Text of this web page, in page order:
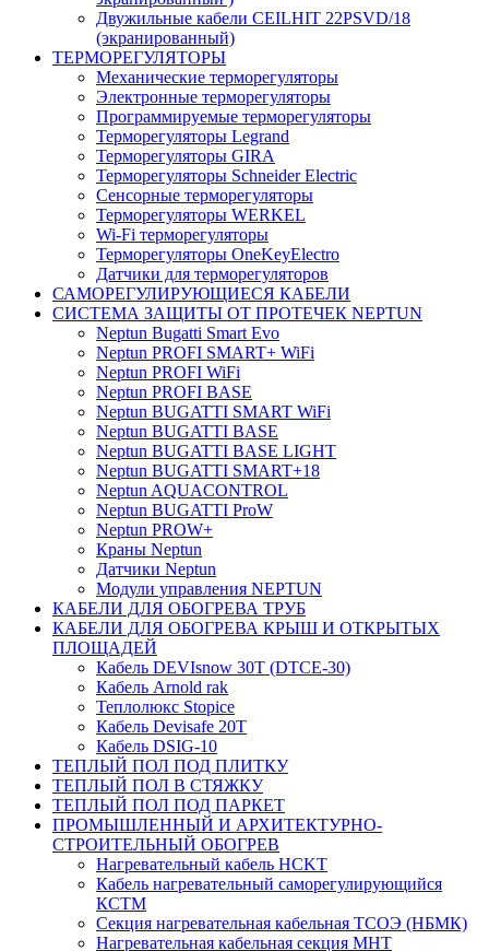
Двужильные кабели CEILHIT 22PSVD/18
(экранированный)
ТЕРМОРЕГУЛЯТОРЫ
Механические терморегуляторы
Электронные терморегуляторы
Программируемые терморегуляторы
Терморегуляторы Legrand
Терморегуляторы GIRA
Терморегуляторы Schneider Electric
Сенсорные терморегуляторы
Терморегуляторы WERKEL
Wi-Fi терморегуляторы
Терморегуляторы OneKeyElectro
Датчики для терморегуляторов
САМОРЕГУЛИРУЮЩИЕСЯ КАБЕЛИ
СИСТЕМА ЗАЩИТЫ ОТ ПРОТЕЧЕК NEPTUN
Neptun Bugatti Smart Evo
Neptun PROFI SMART+ WiFi
Neptun PROFI WiFi
Neptun PROFI BASE
Neptun BUGATTI SMART WiFi
Neptun BUGATTI BASE
Neptun BUGATTI BASE LIGHT
Neptun BUGATTI SMART+18
Neptun AQUACONTROL
Neptun BUGATTI ProW
Neptun PROW+
Краны Neptun
Датчики Neptun
Модули управления NEPTUN
КАБЕЛИ ДЛЯ ОБОГРЕВА ТРУБ
КАБЕЛИ ДЛЯ ОБОГРЕВА КРЫШ И ОТКРЫТЫХ
ПЛОЩАДЕЙ
Кабель DEVIsnow 30Т (DTCE-30)
Кабель Arnold rak
Теплолюкс Stopice
Кабель Devisafe 20T
Кабель DSIG-10
ТЕПЛЫЙ ПОЛ ПОД ПЛИТКУ
ТЕПЛЫЙ ПОЛ В СТЯЖКУ
ТЕПЛЫЙ ПОЛ ПОД ПАРКЕТ
ПРОМЫШЛЕННЫЙ И АРХИТЕКТУРНО-
СТРОИТЕЛЬНЫЙ ОБОГРЕВ
Нагревательный кабель НCKТ
Кабель нагревательный саморегулирующийся
КСТМ
Секция нагревательная кабельная ТСОЭ (НБМК)
Нагревательная кабельная секция МНТ